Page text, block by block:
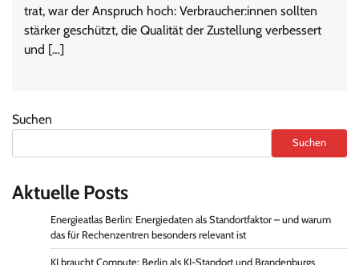
trat, war der Anspruch hoch: Verbraucher:innen sollten
stärker geschützt, die Qualität der Zustellung verbessert
und […]
Suchen
Suchen
Aktuelle Posts
Energieatlas Berlin: Energiedaten als Standortfaktor – und warum
das für Rechenzentren besonders relevant ist
KI braucht Compute: Berlin als KI-Standort und Brandenburgs